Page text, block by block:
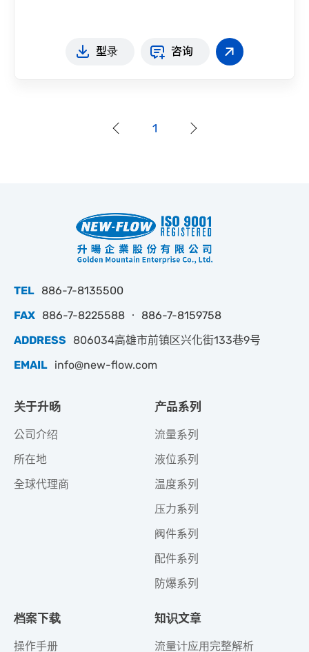
型录 咨询
1
TEL 886-7-8135500
FAX 886-7-8225588 ‧ 886-7-8159758
ADDRESS
806034高雄市前镇区兴化街133巷9号
EMAIL info@new-flow.com
关于升旸
公司介绍
所在地
全球代理商
产品系列
流量系列
液位系列
温度系列
压力系列
阀件系列
配件系列
防爆系列
档案下载
操作手册
知识文章
流量计应用完整解析